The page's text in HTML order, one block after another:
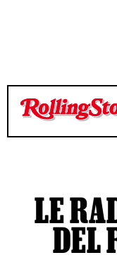
TEMPO DI LETTURA
TEMPO DI LETTURA
LE
DEL